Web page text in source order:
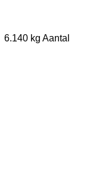
6.140 kg Aantal